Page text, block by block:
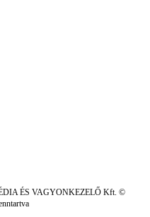
ÉS VAGYONKEZELŐ Kft. ©